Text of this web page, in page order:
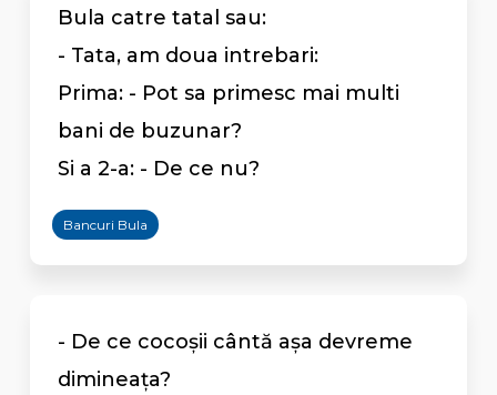
Bula catre tatal sau:
- Tata, am doua intrebari:
Prima: - Pot sa primesc mai multi
bani de buzunar?
Si a 2-a: - De ce nu?
Bancuri Bula
- De ce cocoșii cântă așa devreme
dimineața?